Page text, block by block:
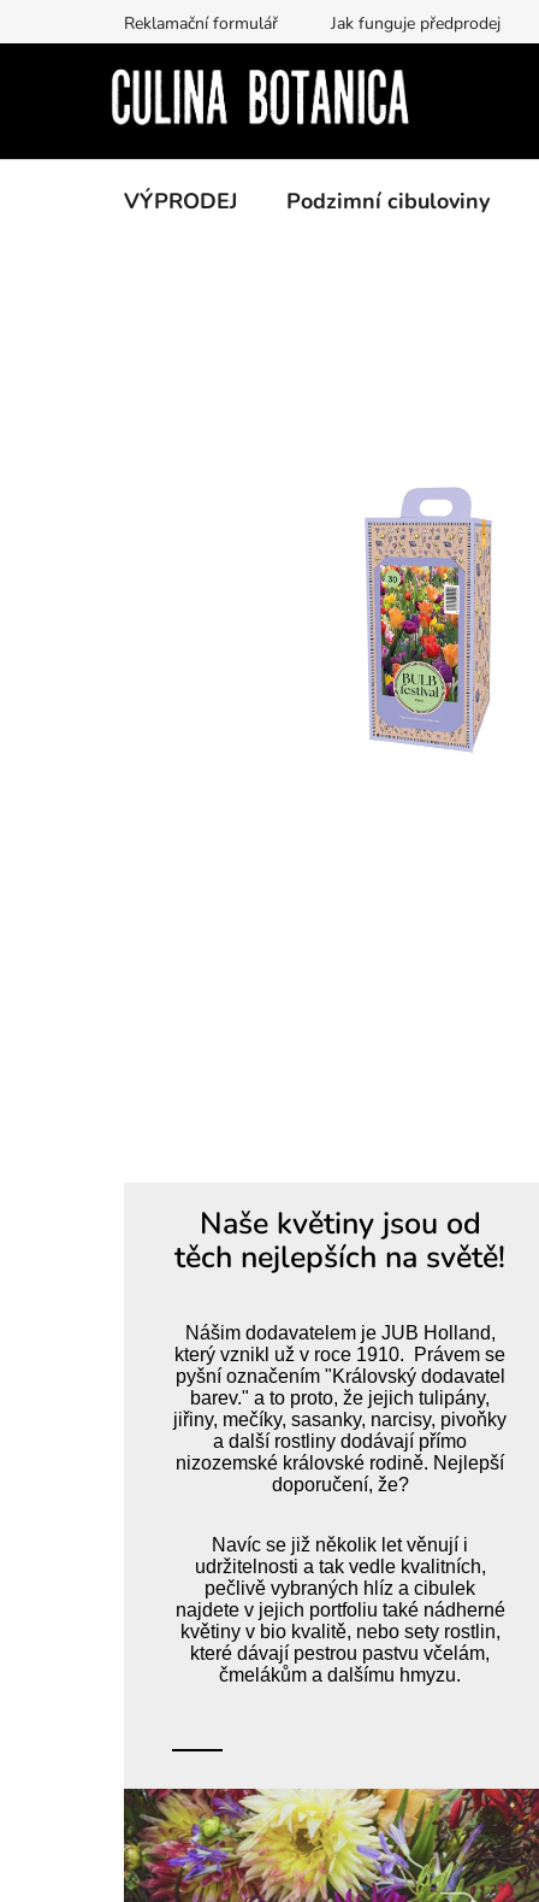
na
Reklamační formulář Jak funguje předprodej
VÝPRODEJ Podzimní cibuloviny
Naše květiny jsou od
těch nejlepších na světě!
Nášim dodavatelem je JUB Holland,
který vznikl už v roce 1910. Právem se
pyšní označením "Královský dodavatel
barev." a to proto, že jejich tulipány,
jiřiny, mečíky, sasanky, narcisy, pivoňky
a další rostliny dodávají přímo
nizozemské královské rodině. Nejlepší
doporučení, že?
Navíc se již několik let věnují i
udržitelnosti a tak vedle kvalitních,
pečlivě vybraných hlíz a cibulek
najdete v jejich portfoliu také nádherné
květiny v bio kvalitě, nebo sety rostlin,
které dávají pestrou pastvu včelám,
čmelákům a dalšímu hmyzu.